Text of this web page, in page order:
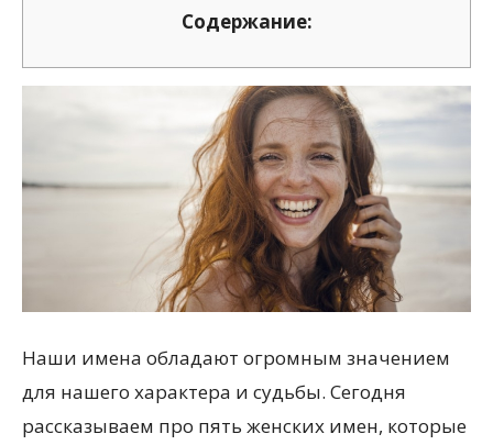
Содержание:
Наши имена обладают огромным значением
для нашего характера и судьбы. Сегодня
рассказываем про пять женских имен, которые